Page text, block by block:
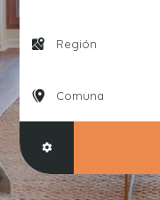
Región
Comuna